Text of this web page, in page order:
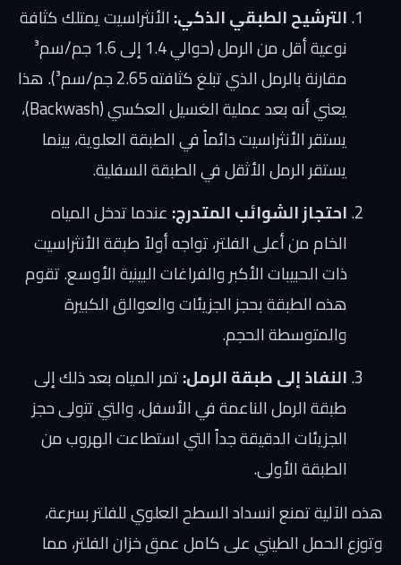
الترشيح الطبقي الذكي:الأنثراسيت يمتلك كثافة
نوعية أقل من الرمل (حوالي 1.4 إلى 1.6 جم/سم³
مقارنة بالرمل الذي تبلغ كثافته 2.65 جم/سم³). هذا
يعني أنه بعد عملية الغسيل العكسي (Backwash)،
يستقر الأنثراسيت دائماً في الطبقة العلوية، بينما
يستقر الرمل الأثقل في الطبقة السفلية.
احتجاز الشوائب المتدرج: عندما تدخل المياه
الخام من أعلى الفلتر، تواجه أولاً طبقة الأنثراسيت
ذات الحبيبات الأكبر والفراغات البينية الأوسع. تقوم
هذه الطبقة بحجز الجزيئات والعوالق الكبيرة
والمتوسطة الحجم.
النفاذ إلى طبقة الرمل:تمر المياه بعد ذلك إلى
طبقة الرمل الناعمة في الأسفل، والتي تتولى حجز
الجزيئات الدقيقة جداً التي استطاعت الهروب من
الطبقة الأولى.
هذه الآلية تمنع انسداد السطح العلوي للفلتر بسرعة،
وتوزع الحمل الطيني على كامل عمق خزان الفلتر، مما